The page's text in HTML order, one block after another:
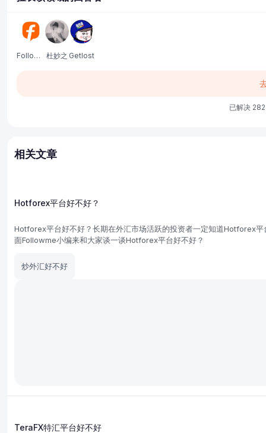
Followme中文服务 杜妙之 Getlost
已解决
相关文章
Hotforex平台好不好？
Hotforex平台好不好？长期在外汇市场活跃的投资者一定知道Hotforex
面Followme小编来和大家谈一谈Hotforex平台好不好？
炒外汇好不好
TeraFX特汇平台好不好